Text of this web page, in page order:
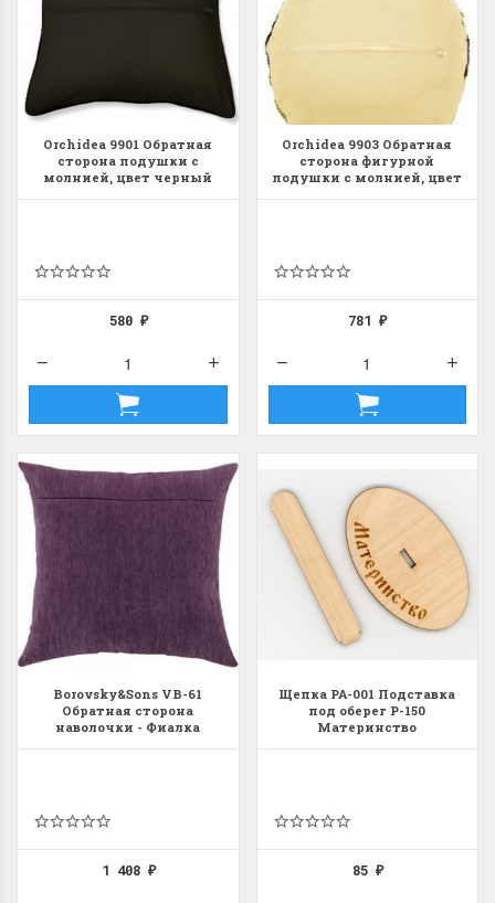
Летние Скидки
!! СКИДКА 20% ‼️ с 1 до 3 июня в
честь первого летнего дня
ПОДРОБНЕЕ
Раритеты Дим.
На сайте пополнение
Dimensions
ПОДРОБНЕЕ
Orchidea 9901 Обратная
сторона подушки с
молнией, цвет черный
580 ₽
Orchidea 9903 Обратная
сторона фигурной
подушки с молнией, цвет
781₽
Borovsky&Sons VB-61
Обратная сторона
наволочки - Фиалка
1 408 ₽
Щепка РА-001 Подставка
под оберег Р-150
Материнство
85 ₽